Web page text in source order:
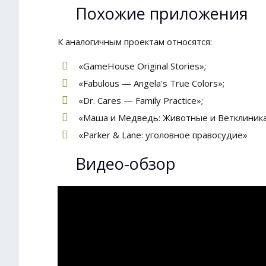
Похожие приложения
К аналогичным проектам относятся:
«GameHouse Original Stories»;
«Fabulous — Angela's True Colors»;
«Dr. Cares — Family Practice»;
«Маша и Медведь: Животные и
«Parker & Lane: уголовное правосудие»
Видео-обзор